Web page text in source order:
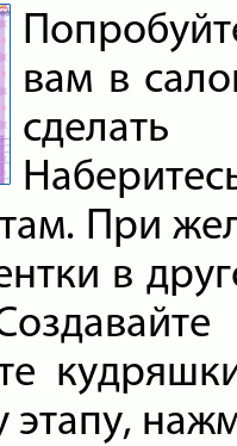
вам в
При
в